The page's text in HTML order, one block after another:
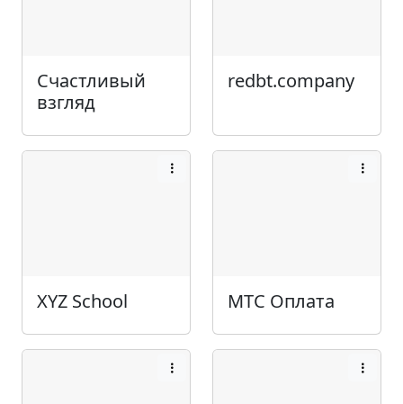
Счастливый
взгляд
redbt.company
XYZ School МТС Оплата